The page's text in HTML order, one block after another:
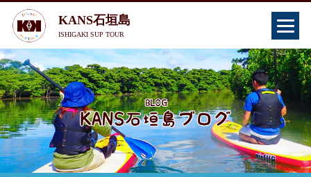
KANS石垣島
ISHIGAKI SUP TOUR